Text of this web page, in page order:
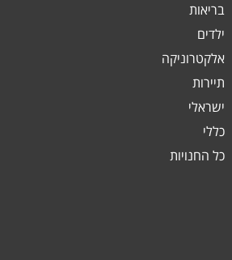
בריאות
ילדים
אלקטרוניקה
תיירות
ישראלי
כללי
כל החנויות